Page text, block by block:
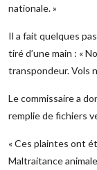
nationale. »
Il a fait quelques
tiré d’une main : «
transpondeur. Vols
Le commissaire a
remplie de fichiers
« Ces plaintes ont
Maltraitance